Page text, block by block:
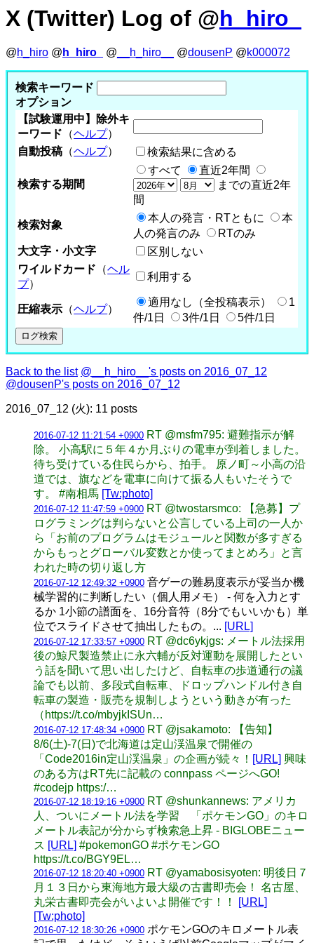
X (Twitter) Log of @h_hiro_
@h_hiro @ h_hiro_ @ __h_hiro__ @dousenP @k000072
検索キーワード
オプション
【試験運用中】除外キ
ーワード （ヘルプ）
自動投稿 （ヘルプ） 検索結果に含める
検索する期間
すべて
直近2年間
までの直近2年
間
検索対象
本人の発言・RTともに
本
人の発言のみ
RTのみ
大文字・小文字
区別しない
ワイルドカード （ヘル
プ）
利用する
圧縮表示 （ヘルプ）
適用なし（全投稿表示）
1
件/1日
3件/1日 5件/1日
Back to the list @__h_hiro__'s posts on 2016_07_12
@dousenP's posts on 2016_07_12
2016_07_12 (火): 11 posts
2016-07-12 11:21:54 +0900 RT @msfm795: 避難指示が解
除。 小高駅に５年４か月ぶりの電車が到着しました。
待ち受けている住民らから、拍手。 原ノ町～小高の沿
道では、旗などを電車に向けて振る人もいたそうで
す。 #南相馬 [Tw:photo]
2016-07-12 11:47:59 +0900 RT @twostarsmco: 【急募】プ
ログラミングは判らないと公言している上司の一人か
ら「お前のプログラムはモジュールと関数が多すぎる
からもっとグローバル変数とか使ってまとめろ」と言
われた時の切り返し方
2016-07-12 12:49:32 +0900 音ゲーの難易度表示が妥当か機
械学習的に判断したい（個人用メモ） - 何を入力とす
るか 1小節の譜面を、16分音符（8分でもいいかも）単
位でスライドさせて抽出したもの。... [URL]
2016-07-12 17:33:57 +0900 RT @dc6ykjgs: メートル法採用
後の鯨尺製造禁止に永六輔が反対運動を展開したとい
う話を聞いて思い出したけど、自転車の歩道通行の議
論でも以前、多段式自転車、ドロップハンドル付き自
転車の製造・販売を規制しようという動きが有った
（https://t.co/mbyjkISUn…
2016-07-12 17:48:34 +0900 RT @jsakamoto: 【告知】
8/6(土)-7(日)で北海道は定山渓温泉で開催の
「Code2016in定山渓温泉」の企画が続々！ [URL] 興味
のある方はRT先に記載の connpass ページへGO!
#codejp https:/…
2016-07-12 18:19:16 +0900 RT @shunkannews: アメリカ
人、ついにメートル法を学習 「ポケモンGO」のキロ
メートル表記が分からず検索急上昇 - BIGLOBEニュー
ス [URL] #pokemonGO #ポケモンGO
https://t.co/BGY9EL…
2016-07-12 18:20:40 +0900 RT @yamabosisyoten: 明後日７
月１３日から東海地方最大級の古書即売会！ 名古屋、
丸栄古書即売会がいよいよ開催です！！
[URL]
[Tw:photo]
2016-07-12 18:30:26 +0900 ポケモンGOのキロメートル表